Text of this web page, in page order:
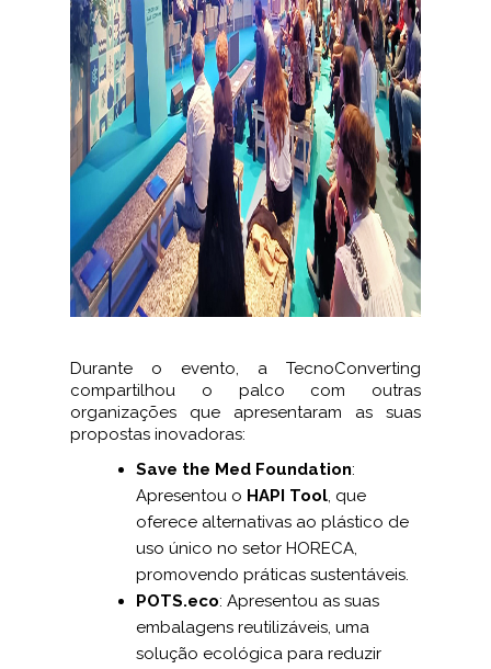
Durante o evento, a TecnoConverting
compartilhou o palco com outras
organizações que apresentaram as suas
propostas inovadoras:
Save the Med Foundation:
Apresentou o HAPI Tool, que
oferece alternativas ao plástico de
uso único no setor HORECA,
promovendo práticas sustentáveis.
POTS.eco: Apresentou as suas
embalagens reutilizáveis, uma
solução ecológica para reduzir